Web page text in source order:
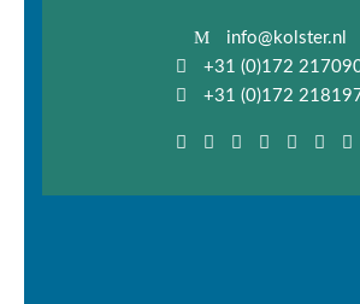
info@kolster.nl
+31 (0)172
+31 (0)172